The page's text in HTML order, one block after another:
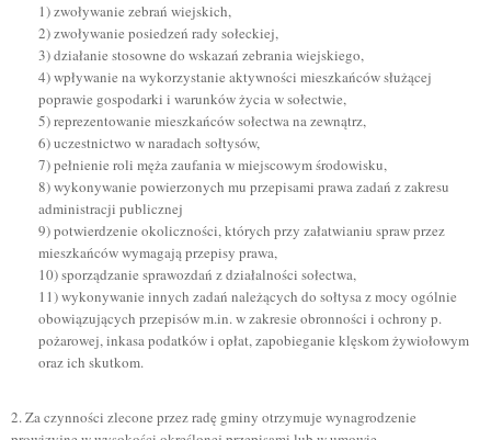
1) zwoływanie zebrań wiejskich,
2) zwoływanie posiedzeń rady sołeckiej,
3) działanie stosowne do wskazań zebrania wiejskiego,
4) wpływanie na wykorzystanie aktywności mieszkańców służącej
poprawie gospodarki i warunków życia w sołectwie,
5) reprezentowanie mieszkańców sołectwa na zewnątrz,
6) uczestnictwo w naradach sołtysów,
7) pełnienie roli męża zaufania w miejscowym środowisku,
8) wykonywanie powierzonych mu przepisami prawa zadań z zakresu
administracji publicznej
9) potwierdzenie okoliczności, których przy załatwianiu spraw przez
mieszkańców wymagają przepisy prawa,
10) sporządzanie sprawozdań z działalności sołectwa,
11) wykonywanie innych zadań należących do sołtysa z mocy ogólnie
obowiązujących przepisów m.in. w zakresie obronności i ochrony p.
pożarowej, inkasa podatków i opłat, zapobieganie klęskom żywiołowym
oraz ich skutkom.
2. Za czynności zlecone przez radę gminy otrzymuje wynagrodzenie